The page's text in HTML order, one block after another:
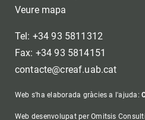
Veure mapa
Tel: +34 93 5811312
Fax: +34 93 5814151
contacte@creaf.uab.cat
Web s'ha elaborada gràcies a l'ajuda:
Web desenvolupat per Omitsis